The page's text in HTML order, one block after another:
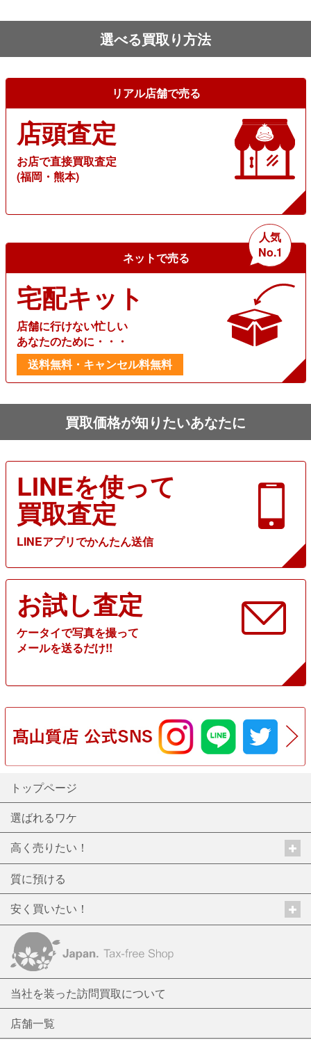
選べる買取り方法
リアル店舗で売る
店頭査定
お店で直接買取査定
(福岡・熊本)
ネットで売る
人気
No.1
宅配キット
店舗に行けない忙しい
あなたのために・・・
送料無料・キャンセル料無料
買取価格が知りたいあなたに
LINEを使って
買取査定
LINEアプリでかんたん送信
お試し査定
ケータイで写真を撮って
メールを送るだけ!!
トップページ
選ばれるワケ
高く売りたい！
質に預ける
安く買いたい！
当社を装った訪問買取について
店舗一覧